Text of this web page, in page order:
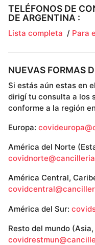
TELÉFONOS DE
DE ARGENTINA :
Lista completa / Para
NUEVAS FORMAS
Si estás aún estas en
dirigí tu consulta a los
conforme a la región
Europa:
América del Norte
América Central,
América del Sur:
Resto del mundo